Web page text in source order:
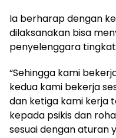
Ia berharap dengan
dilaksanakan bisa
penyelenggara
“Sehingga kami
kedua kami bekerja
dan ketiga kami kerja
kepada psikis dan
sesuai dengan aturan